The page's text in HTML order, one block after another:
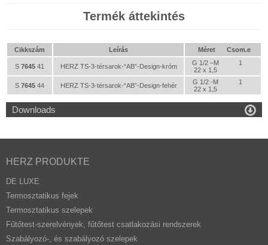
Termék áttekintés
Cikkszám Leírás Méret Csom.e
S 7645 41 HERZ TS-3-térsarok-“AB”-Design-króm
G 1/2 –M
22 x 1,5
1
S 7645 44 HERZ TS-3-térsarok-“AB”-Design-fehér
G 1/2 -M
22 x 1,5
1
Downloads 
HERZ PRODUKTE
DE LUXE
Termosztatikus fejek
Termosztatikus szelepek
Fűtőtest-szerelvények, fűtőtest csatlakozási rendszerek
Szabályozó-, és szabályozó szelepek